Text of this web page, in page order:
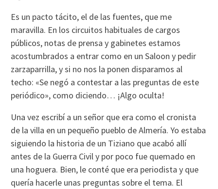
Es un pacto tácito, el de las fuentes, que me
maravilla. En los circuitos habituales de cargos
públicos, notas de prensa y gabinetes estamos
acostumbrados a entrar como en un Saloon y pedir
zarzaparrilla, y si no nos la ponen disparamos al
techo: «Se negó a contestar a las preguntas de este
periódico», como diciendo… ¡Algo oculta!
Una vez escribí a un señor que era como el cronista
de la villa en un pequeño pueblo de Almería. Yo estaba
siguiendo la historia de un Tiziano que acabó allí
antes de la Guerra Civil y por poco fue quemado en
una hoguera. Bien, le conté que era periodista y que
quería hacerle unas preguntas sobre el tema. El